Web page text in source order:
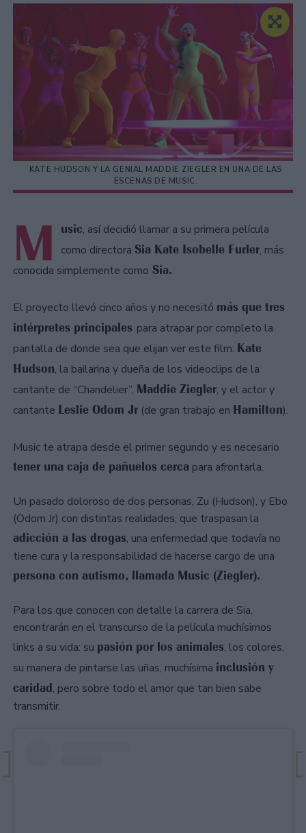
KATE HUDSON Y LA GENIAL MADDIE ZIEGLER EN UNA DE LAS
ESCENAS DE MUSIC.
M usic, así decidió llamar a su primera película
como directora Sia Kate Isobelle Furler, más
conocida simplemente como Sia.
El proyecto llevó cinco años y no necesitó más que tres
intérpretes principales para atrapar por completo la
pantalla de donde sea que elijan ver este film: Kate
Hudson, la bailarina y dueña de los videoclips de la
cantante de “Chandelier”, Maddie Ziegler, y el actor y
cantante Leslie Odom Jr (de gran trabajo en Hamilton).
Music te atrapa desde el primer segundo y es necesario
tener una caja de pañuelos cerca para afrontarla.
Un pasado doloroso de dos personas, Zu (Hudson), y Ebo
(Odom Jr) con distintas realidades, que traspasan la
adicción a las drogas, una enfermedad que todavía no
tiene cura y la responsabilidad de hacerse cargo de una
persona con autismo, llamada Music (Ziegler).
Para los que conocen con detalle la carrera de Sia,
encontrarán en el transcurso de la película muchísimos
links a su vida: su pasión por los animales, los colores,
su manera de pintarse las uñas, muchísima inclusión y
caridad, pero sobre todo el amor que tan bien sabe
transmitir.